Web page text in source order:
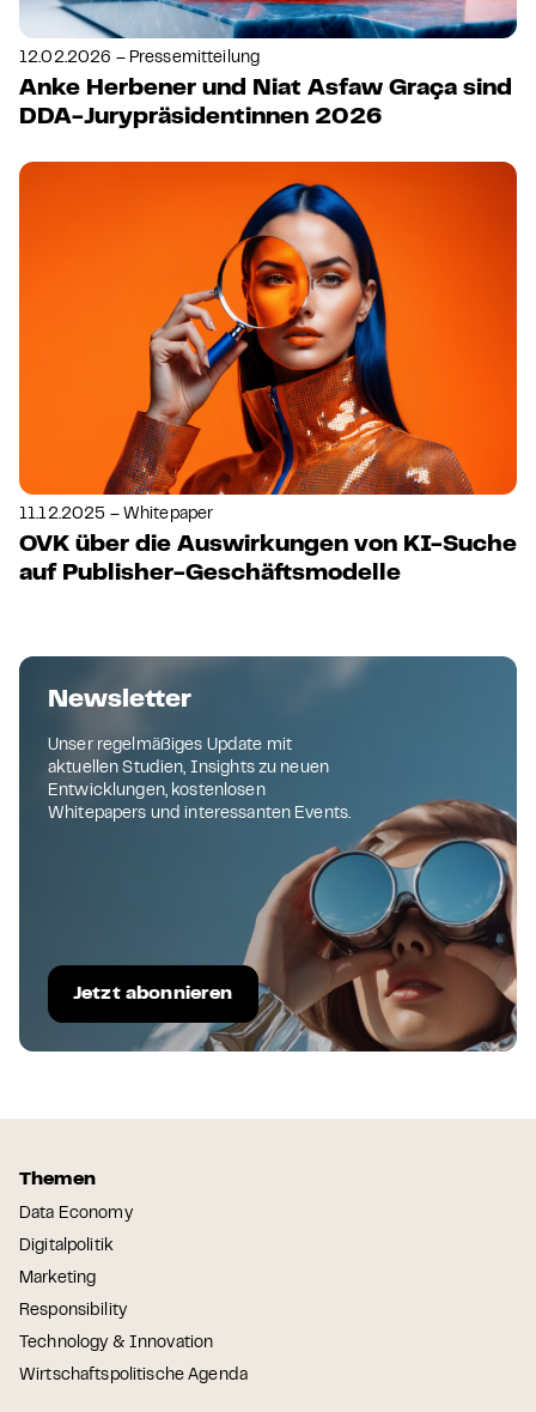
12.02.2026 – Pressemitteilung
Anke Herbener und Niat Asfaw Graça sind
DDA-Jurypräsidentinnen 2026
11.12.2025 – Whitepaper
OVK über die Auswirkungen von KI-Suche
auf Publisher-Geschäftsmodelle
Newsletter
Unser regelmäßiges Update mit
aktuellen Studien, Insights zu neuen
Entwicklungen, kostenlosen
Whitepapers und interessanten Events.
Jetzt abonnieren
Themen
Data Economy
Digitalpolitik
Marketing
Responsibility
Technology & Innovation
Wirtschaftspolitische Agenda